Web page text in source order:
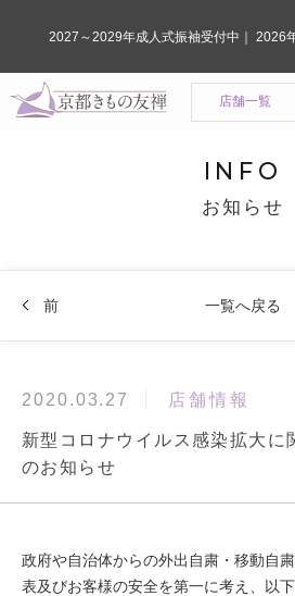
店舗一覧
INFO
お知らせ
前 一覧へ戻る
2020.03.27 店舗情報
新型コロナウイルス感染拡大に
のお知らせ
政府や自治体からの外出自粛・移動自
表及びお客様の安全を第一に考え、以
2027～2029年成人式振袖受付中｜ 2026